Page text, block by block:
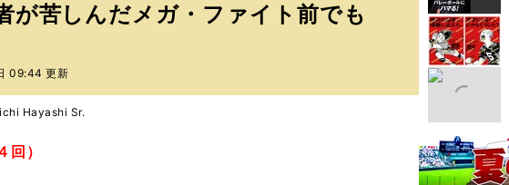
苦しんだメガ・ファイト前でも
09:44 更新
Hayashi Sr.
）